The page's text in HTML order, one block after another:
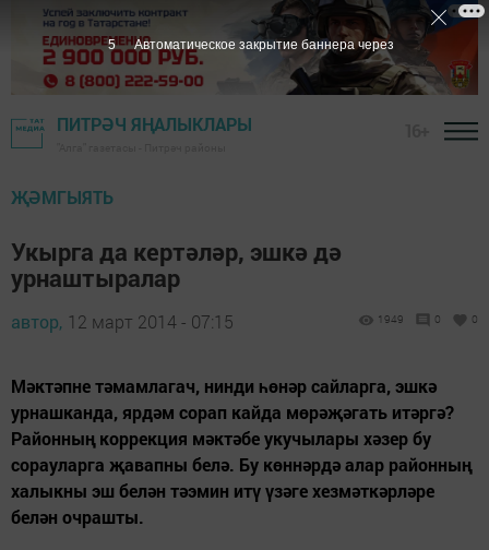
ПИТРӘЧ ЯҢАЛЫКЛАРЫ
ҖӘМГЫЯТЬ
Укырга да кертәләр, эшкә дә
урнаштыралар
автор, 12 март 2014 - 07:15 1949 0 0
Мәктәпне тәмамлагач, нинди һөнәр сайларга, эшкә
урнашканда, ярдәм сорап кайда мөрәҗәгать итәргә?
Районның коррекция мәктәбе укучылары хәзер бу
сорауларга җавапны белә. Бу көннәрдә алар районның
халыкны эш белән тәэмин итү үзәге хезмәткәрләре
белән очрашты.
5 Автоматическое закрытие баннера через